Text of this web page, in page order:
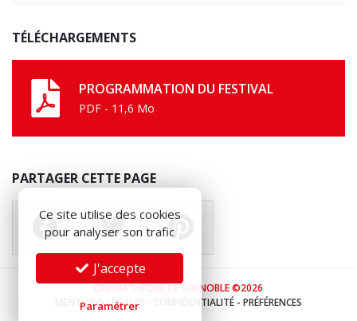
TÉLÉCHARGEMENTS
PROGRAMMATION DU FESTIVAL
PDF - 11,6 Mo
PARTAGER CETTE PAGE
CINÉMATHÈQUE DE GRENOBLE ©2026
MENTIONS LÉGALES
CONFIDENTIALITÉ - PRÉFÉRENCES
Ce site utilise des cookies
pour analyser son trafic
J'accepte
Paramétrer